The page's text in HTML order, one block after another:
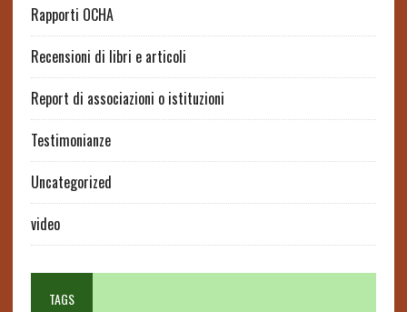
Rapporti OCHA
Recensioni di libri e articoli
Report di associazioni o istituzioni
Testimonianze
Uncategorized
video
TAGS